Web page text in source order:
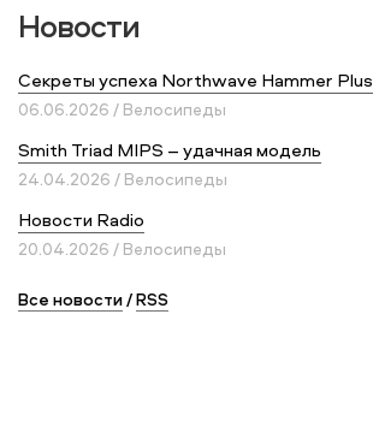
Новости
Секреты успеха Northwave Hammer Plus
06.06.2026 / Велосипеды
Smith Triad MIPS – удачная модель
24.04.2026 / Велосипеды
Новости Radio
20.04.2026 / Велосипеды
Все новости/RSS